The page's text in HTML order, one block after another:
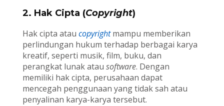
2. Hak Cipta (Copyright)
Hak cipta atau copyrightmampu memberikan
perlindungan hukum terhadap berbagai karya
kreatif, seperti musik, film, buku, dan
perangkat lunak atau software. Dengan
memiliki hak cipta, perusahaan dapat
mencegah penggunaan yang tidak sah atau
penyalinan karya-karya tersebut.